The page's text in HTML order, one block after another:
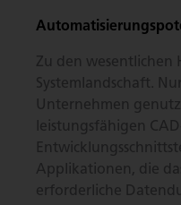
Zu den wesentlichen
Systemlandschaft.
Unternehmen
leistungsfähigen
Applikationen, die
erforderliche